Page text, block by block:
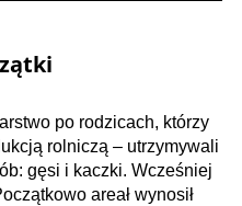
po rodzicach, którzy
rolniczą – utrzymywali
gęsi i kaczki. Wcześniej
areał wynosił